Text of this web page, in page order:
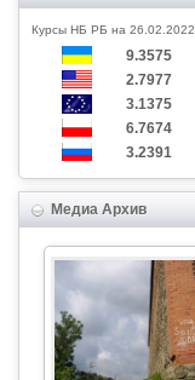
Курсы НБ РБ на 26.02.2022
9.3575
2.7977
3.1375
6.7674
3.2391
Медиа Архив